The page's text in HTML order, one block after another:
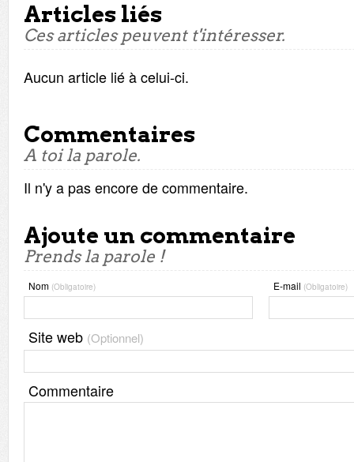
Articles liés
Ces articles peuvent t'intéresser.
Aucun article lié à celui-ci.
Commentaires
A toi la parole.
Il n'y a pas encore de commentaire.
Ajoute un commentaire
Prends la parole !
Nom (Obligatoire) E-mail (Obligatoire)
Site web (Optionnel)
Commentaire